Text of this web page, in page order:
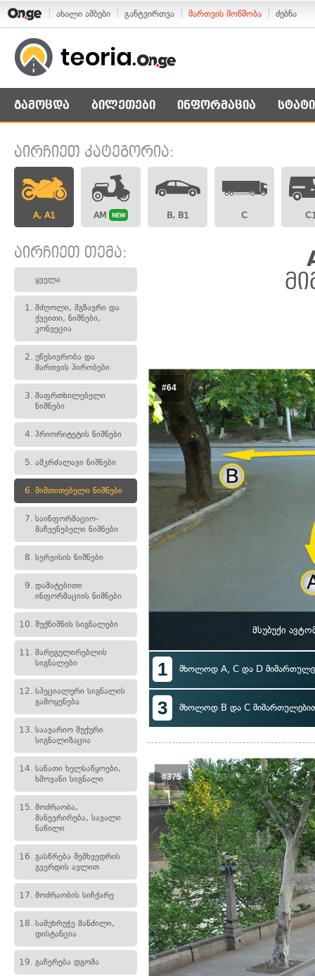
ახალი ამბები განტვირთვა მართვის მოწმობა ძებნა
გამოცდა ბილეთები ინფორმაცია
აირჩიეთ კატეგორია:
A, A1 AM NEW B, B1 C
აირჩიეთ თემა:
ყველა
1. მძღოლი, მგზავრი და
ქვეითი, ნიშნები,
კონვეცია
2. უწესივრობა და
მართვის პირობები
3. მაფრთხილებელი
ნიშნები
4. პრიორიტეტის ნიშნები
5. ამკრძალავი ნიშნები
6. მიმთითებელი ნიშნები
7. საინფორმაციო-
მაჩვენებელი ნიშნები
8. სერვისის ნიშნები
9. დამატებითი
ინფორმაციის ნიშნები
10. შუქნიშნის სიგნალები
11. მარეგულირებლის
სიგნალები
12. სპეციალური სიგნალის
გამოყენება
13. საავარიო შუქური
სიგნალიზაცია
14. სანათი ხელსაწყოები,
ხმოვანი სიგნალი
15. მოძრაობა,
მანევრირება, სავალი
ნაწილი
16. გასწრება შემხვედრის
გვერდის ავლით
17. მოძრაობის სიჩქარე
18. სამუხრუჭე მანძილი,
დისტანცია
19. გაჩერება დგომა
#64
მსუბუქი
1 მხოლოდ A, C და D
3 მხოლოდ B და C
#375